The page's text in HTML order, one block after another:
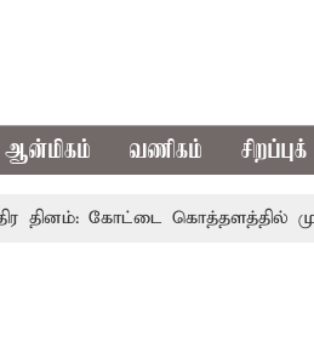
ஆன்மிகம் வணிகம்
தினம்: கோட்டை கொத்தளத்தில் முதல்